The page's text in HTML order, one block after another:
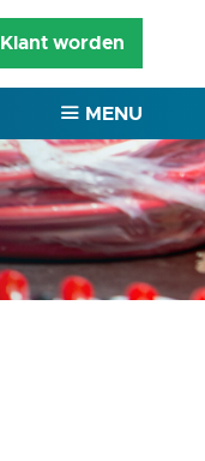
Klant worden
MENU